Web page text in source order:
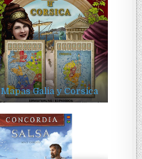
Mapas Galia y Corsica